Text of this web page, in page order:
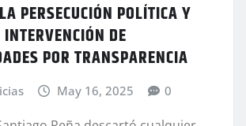
PERSECUCIÓN POLÍTICA Y
DE
POR TRANSPARENCIA
May 16, 2025 0